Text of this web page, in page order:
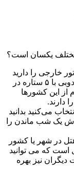
مختلف یکسان است؟
خارجی را دارید
بهتر است بدانید استاندارد هتل‌های ۵ ستاره در دوبی با ۵ ستاره در
از این کشورها
دارند.
خود، هتل ۳ ستاره را انتخاب می‌کنید بدانید
ارزش یک شب ماندن را
در شهر یا کشور
است که می توانید
نیز بهره